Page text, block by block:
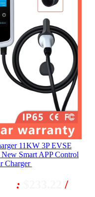
11KW 3P EVSE
Smart APP Control
Charger
:
/